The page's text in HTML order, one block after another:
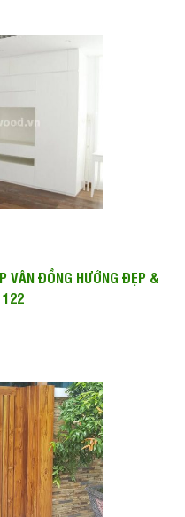
VÂN ĐỒNG HƯỚNG ĐẸP &